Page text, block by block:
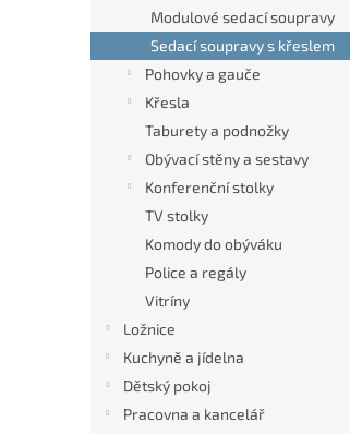
e
l
Modulové sedací soupravy
Sedací soupravy s křeslem
Pohovky a gauče
Křesla
Taburety a podnožky
Obývací stěny a sestavy
Konferenční stolky
TV stolky
Komody do obýváku
Police a regály
Vitríny
Ložnice
Kuchyně a jídelna
Dětský pokoj
Pracovna a kancelář